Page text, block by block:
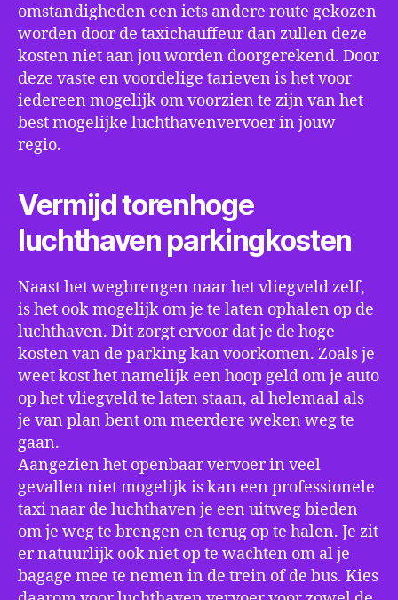
omstandigheden een iets andere route gekozen
worden door de taxichauffeur dan zullen deze
kosten niet aan jou worden doorgerekend. Door
deze vaste en voordelige tarieven is het voor
iedereen mogelijk om voorzien te zijn van het
best mogelijke luchthavenvervoer in jouw
regio.
Vermijd torenhoge
luchthaven parkingkosten
Naast het wegbrengen naar het vliegveld zelf,
is het ook mogelijk om je te laten ophalen op de
luchthaven. Dit zorgt ervoor dat je de hoge
kosten van de parking kan voorkomen. Zoals je
weet kost het namelijk een hoop geld om je auto
op het vliegveld te laten staan, al helemaal als
je van plan bent om meerdere weken weg te
gaan.
Aangezien het openbaar vervoer in veel
gevallen niet mogelijk is kan een professionele
taxi naar de luchthaven je een uitweg bieden
om je weg te brengen en terug op te halen. Je zit
er natuurlijk ook niet op te wachten om al je
bagage mee te nemen in de trein of de bus. Kies